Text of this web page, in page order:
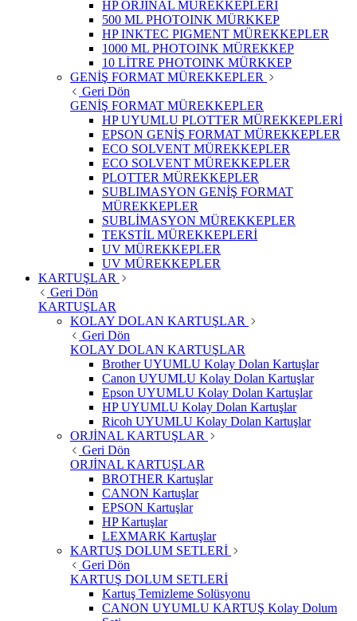
HP ORJİNAL MÜREKKEPLERİ
500 ML PHOTOINK MÜRKKEP
HP INKTEC PIGMENT MÜREKKEPLER
1000 ML PHOTOINK MÜREKKEP
10 LİTRE PHOTOINK MÜRKKEP
GENİŞ FORMAT MÜREKKEPLER
Geri Dön
GENİŞ FORMAT MÜREKKEPLER
HP UYUMLU PLOTTER MÜREKKEPLERİ
EPSON GENİŞ FORMAT MÜREKKEPLER
ECO SOLVENT MÜREKKEPLER
ECO SOLVENT MÜREKKEPLER
PLOTTER MÜREKKEPLER
SUBLIMASYON GENİŞ FORMAT
MÜREKKEPLER
SUBLİMASYON MÜREKKEPLER
TEKSTİL MÜREKKEPLERİ
UV MÜREKKEPLER
UV MÜREKKEPLER
KARTUŞLAR
Geri Dön
KARTUŞLAR
KOLAY DOLAN KARTUŞLAR
Geri Dön
KOLAY DOLAN KARTUŞLAR
Brother UYUMLU Kolay Dolan Kartuşlar
Canon UYUMLU Kolay Dolan Kartuşlar
Epson UYUMLU Kolay Dolan Kartuşlar
HP UYUMLU Kolay Dolan Kartuşlar
Ricoh UYUMLU Kolay Dolan Kartuşlar
ORJİNAL KARTUŞLAR
Geri Dön
ORJİNAL KARTUŞLAR
BROTHER Kartuşlar
CANON Kartuşlar
EPSON Kartuşlar
HP Kartuşlar
LEXMARK Kartuşlar
KARTUŞ DOLUM SETLERİ
Geri Dön
KARTUŞ DOLUM SETLERİ
Kartuş Temizleme Solüsyonu
CANON UYUMLU KARTUŞ Kolay Dolum